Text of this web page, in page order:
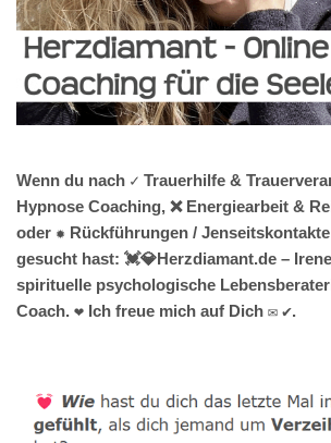
Wenn du nach ✓ Trauerhilfe &
Hypnose Coaching, ❌ Energiearbeit &
oder ✹ Rückführungen /
gesucht hast: 💓️💎Herzdiamant.de –
spirituelle psychologische
Coach. ❤ Ich freue mich auf Dich ✉ ✔.